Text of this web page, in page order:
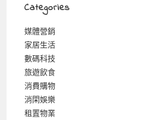
Categories
媒體營銷
家居生活
數碼科技
旅遊飲食
消費購物
消閑娛樂
租置物業